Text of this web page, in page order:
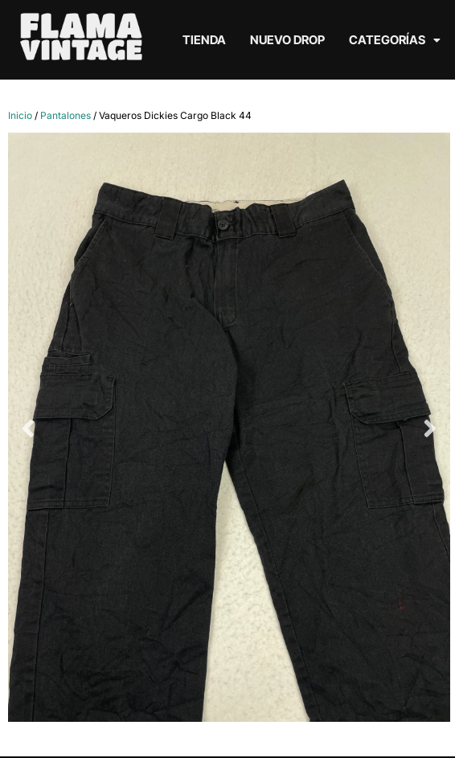
TIENDA NUEVO DROP CATEGORÍAS
Inicio / Pantalones / Vaqueros Dickies Cargo Black 44